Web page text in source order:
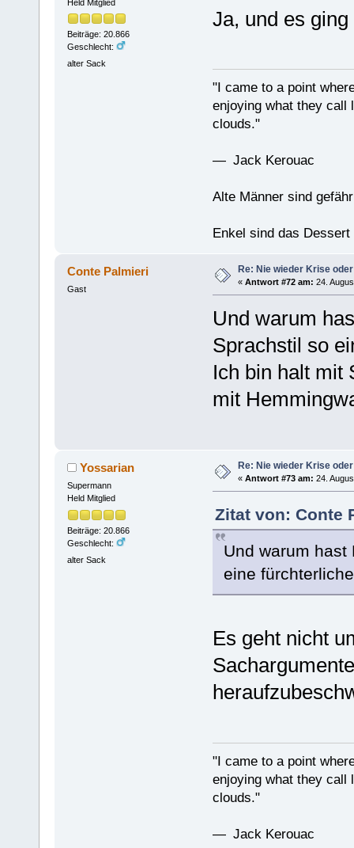
Held Mitglied
Beiträge: 20.866
Geschlecht:
alter Sack
Ja, und es
"I came to a point
enjoying what they call
clouds."
— Jack Kerouac
Alte Männer sind
Enkel sind das Dessert
Conte Palmieri
Gast
Re: Nie wieder Krise
« Antwort #72 am: 24.
Und warum
Sprachstil so
Ich bin halt mit
mit
Yossarian
Supermann
Held Mitglied
Beiträge: 20.866
Geschlecht:
alter Sack
Re: Nie wieder Krise
« Antwort #73 am: 24.
Zitat von: Conte
Und warum hast
eine
Es geht nicht
"I came to a point
enjoying what they call
clouds."
— Jack Kerouac